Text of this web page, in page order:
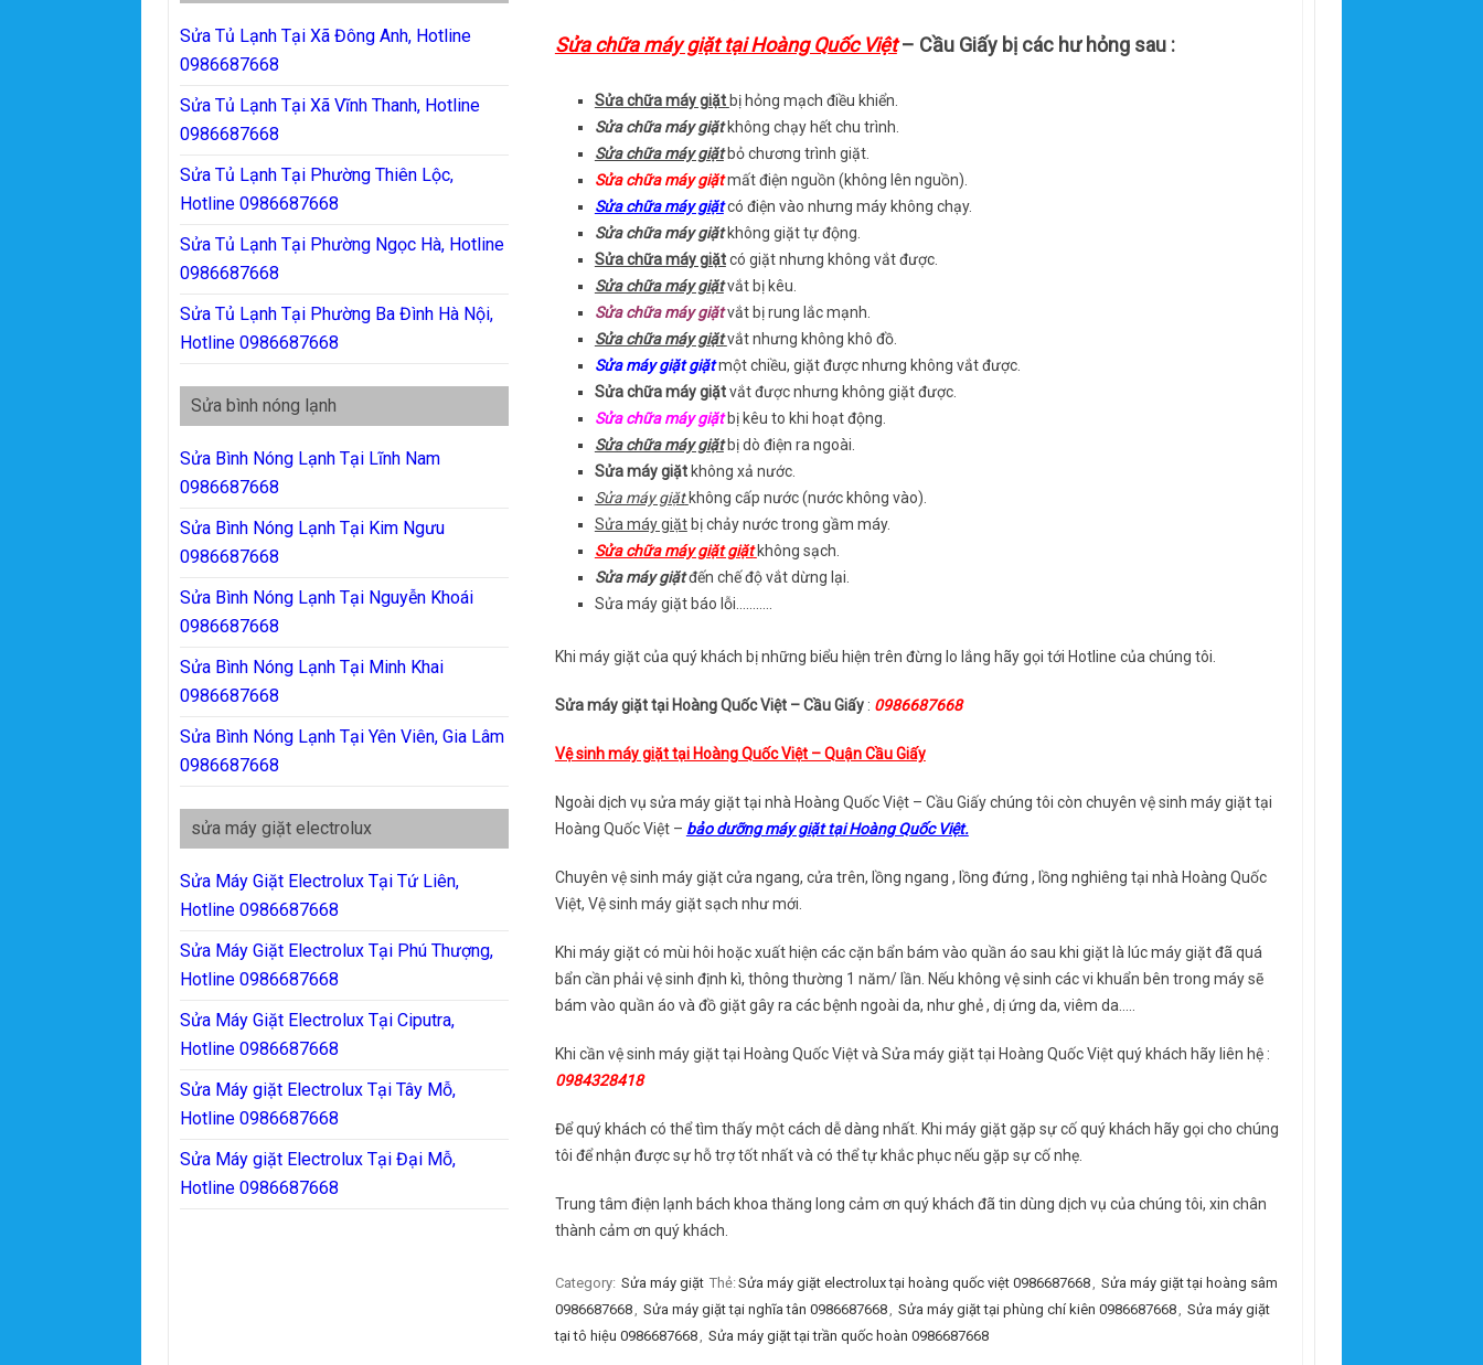
Sửa chữa máy giặt tại Hoàng Quốc Việt– Cầu Giấybị các hư hỏng sau :
Sửa chữa máy giặt bị hỏng mạch điều khiển.
Sửa chữa máy giặtkhông chạy hết chu trình.
Sửa chữa máy giặtbỏ chương trình giặt.
Sửa chữa máy giặtmất điện nguồn (không lên nguồn).
Sửa chữa máy giặtcó điện vào nhưng máy không chạy.
Sửa chữa máy giặtkhông giặt tự động.
Sửa chữa máy giặtcó giặt nhưng không vắt được.
Sửa chữa máy giặtvắt bị kêu.
Sửa chữa máy giặtvắt bị rung lắc mạnh.
Sửa chữa máy giặtvắt nhưng không khô đồ.
Sửa máy giặt giặtmột chiều, giặt được nhưng không vắt được.
Sửa chữa máy giặtvắt được nhưng không giặt được.
Sửa chữa máy giặtbị kêu to khi hoạt động.
Sửa chữa máy giặtbị dò điện ra ngoài.
Sửa máy giặtkhông xả nước.
Sửa máy giặt không cấp nước (nước không vào).
Sửa máy giặtbị chảy nước trong gầm máy.
Sửa chữa máy giặt giặt không sạch.
Sửa máy giặtđến chế độ vắt dừng lại.
Sửa máy giặt báo lỗi………..
Khi máy giặt của quý khách bị những biểu hiện trên đừng lo lắng hãy gọi tới Hotline của chúng tôi.
Sửa máy giặt tại Hoàng Quốc Việt – Cầu Giấy: 0986687668
Vệ sinh máy giặt tại Hoàng Quốc Việt – Quận Cầu Giấy
Ngoài dịch vụ sửa máy giặt tại nhà Hoàng Quốc Việt – Cầu Giấy chúng tôi còn chuyên vệ sinh máy giặt tại
Hoàng Quốc Việt – bảo dưỡng máy giặt tại Hoàng Quốc Việt.
Chuyên vệ sinh máy giặt cửa ngang, cửa trên, lồng ngang , lồng đứng , lồng nghiêng tại nhà Hoàng Quốc
Việt, Vệ sinh máy giặt sạch như mới.
Khi máy giặt có mùi hôi hoặc xuất hiện các cặn bẩn bám vào quần áo sau khi giặt là lúc máy giặt đã quá
bẩn cần phải vệ sinh định kì, thông thường 1 năm/ lần. Nếu không vệ sinh các vi khuẩn bên trong máy sẽ
bám vào quần áo và đồ giặt gây ra các bệnh ngoài da, như ghẻ , dị ứng da, viêm da…..
Khi cần vệ sinh máy giặt tại Hoàng Quốc Việt và Sửa máy giặt tại Hoàng Quốc Việt quý khách hãy liên hệ :
0984328418
Để quý khách có thể tìm thấy một cách dễ dàng nhất. Khi máy giặt gặp sự cố quý khách hãy gọi cho chúng
tôi để nhận được sự hỗ trợ tốt nhất và có thể tự khắc phục nếu gặp sự cố nhẹ.
Trung tâm điện lạnh bách khoa thăng long cảm ơn quý khách đã tin dùng dịch vụ của chúng tôi, xin chân
thành cảm ơn quý khách.
Category: Sửa máy giặt Thẻ: Sửa máy giặt electrolux tại hoàng quốc việt 0986687668
Sửa máy giặt tại hoàng sâm
0986687668
Sửa máy giặt tại nghĩa tân 0986687668 Sửa máy giặt tại phùng chí kiên 0986687668
Sửa máy giặt
tại tô hiệu 0986687668
Sửa máy giặt tại trần quốc hoàn 0986687668
Sửa Tủ Lạnh Tại Xã Đông Anh, Hotline
0986687668
Sửa Tủ Lạnh Tại Xã Vĩnh Thanh, Hotline
0986687668
Sửa Tủ Lạnh Tại Phường Thiên Lộc,
Hotline 0986687668
Sửa Tủ Lạnh Tại Phường Ngọc Hà, Hotline
0986687668
Sửa Tủ Lạnh Tại Phường Ba Đình Hà Nội,
Hotline 0986687668
Sửa bình nóng lạnh
Sửa Bình Nóng Lạnh Tại Lĩnh Nam
0986687668
Sửa Bình Nóng Lạnh Tại Kim Ngưu
0986687668
Sửa Bình Nóng Lạnh Tại Nguyễn Khoái
0986687668
Sửa Bình Nóng Lạnh Tại Minh Khai
0986687668
Sửa Bình Nóng Lạnh Tại Yên Viên, Gia Lâm
0986687668
sửa máy giặt electrolux
Sửa Máy Giặt Electrolux Tại Tứ Liên,
Hotline 0986687668
Sửa Máy Giặt Electrolux Tại Phú Thượng,
Hotline 0986687668
Sửa Máy Giặt Electrolux Tại Ciputra,
Hotline 0986687668
Sửa Máy giặt Electrolux Tại Tây Mỗ,
Hotline 0986687668
Sửa Máy giặt Electrolux Tại Đại Mỗ,
Hotline 0986687668